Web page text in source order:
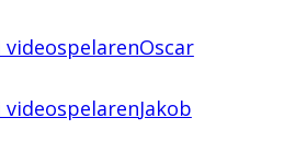
Oscar
videospelarenJakob